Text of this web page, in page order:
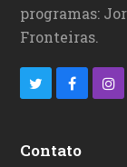
programas:
Fronteiras.
i
c
I
Contato